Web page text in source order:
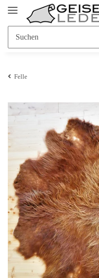
Felle